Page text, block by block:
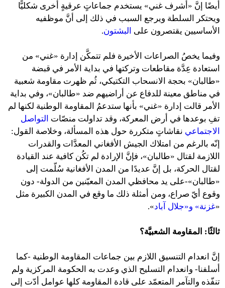
أيضًا إنَّ «أشرف غني» يستخدم جماعاتٍ عرقيةٍ أخرى شكليًّا
ويحتكر السلطة ويرجع السبب في ذلك إلى أنَّ موظفيه
الأساسيين يقتصرون على البشتون.
وفيما يخصُ الصراعات الأخيرة فلم تتمكَّن إدارة «غني» من
استعادة عِدَّة مقاطعات وتركتها في بداية الأمر في قبضة
«طالبان» بحجة الانسحاب التكتيكي، ثُم ظهرت مقاومة شعبية
في مناطق معينة للدفاع عن أراضيهم ضد «طالبان»، وفي بداية
الأمر قالت إدارة «غني» بأنها ستدعمُ المقاومة الوطنية لكنها لم
تفِ بوعدها في أرض المعركة، وقد تداولت منصّات التواصل
الاجتماعي نقاشاتٍ متكررة حول هذه المسألة، وخلاصة القول:
إنّه بالرغم من امتلاك الجيش الأفغاني المعدَّات والقدرات
اللازمة لقتال «طالبان»، فإنَّ الإرادة لم تكُن كافية عند القيادة
لقتال الحركة، بل إنَّ عديدًا من المدن الأفغانية سُلّمت إلى
«طالبان»-على يد محافظي المدن المعيّنين من الدولة- دون
وقوع أيّ صراع، ومن أمثلة ذلك ما وقع في المدن الكبيرة مثل
«غزنة» و«جلال آباد».
ثالثًا: المقاومة الشعبيَّة؟
إنَّ انعدام التنسيق اللازم بين جماعات المقاومة الوطنية -كما
أسلفنا- وانعدام التسليح الذي وعدت به الحكومة المركزية ولم
تنفّذه والتآمر المتعمّد على قادة المقاومة كلها عوامل أدّت إلى